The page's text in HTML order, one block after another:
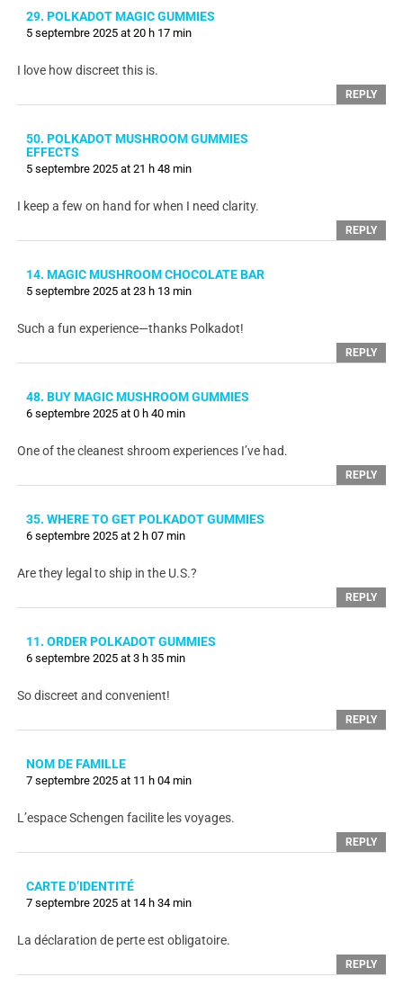
29. POLKADOT MAGIC GUMMIES
5 septembre 2025 at 20 h 17 min
I love how discreet this is.
REPLY
50. POLKADOT MUSHROOM GUMMIES
EFFECTS
5 septembre 2025 at 21 h 48 min
I keep a few on hand for when I need clarity.
REPLY
14. MAGIC MUSHROOM CHOCOLATE BAR
5 septembre 2025 at 23 h 13 min
Such a fun experience—thanks Polkadot!
REPLY
48. BUY MAGIC MUSHROOM GUMMIES
6 septembre 2025 at 0 h 40 min
One of the cleanest shroom experiences I’ve had.
REPLY
35. WHERE TO GET POLKADOT GUMMIES
6 septembre 2025 at 2 h 07 min
Are they legal to ship in the U.S.?
REPLY
11. ORDER POLKADOT GUMMIES
6 septembre 2025 at 3 h 35 min
So discreet and convenient!
REPLY
NOM DE FAMILLE
7 septembre 2025 at 11 h 04 min
L’espace Schengen facilite les voyages.
REPLY
CARTE D’IDENTITÉ
7 septembre 2025 at 14 h 34 min
La déclaration de perte est obligatoire.
REPLY